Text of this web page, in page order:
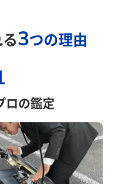
3つの理由
ロの鑑定